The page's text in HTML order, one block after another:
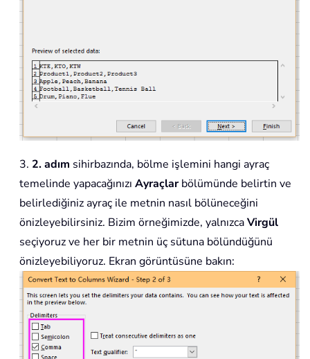
3. 2. adım sihirbazında, bölme işlemini hangi ayraç
temelinde yapacağınızı Ayraçlarbölümünde belirtin ve
belirlediğiniz ayraç ile metnin nasıl bölüneceğini
önizleyebilirsiniz. Bizim örneğimizde, yalnızcaVirgül
seçiyoruz ve her bir metnin üç sütuna bölündüğünü
önizleyebiliyoruz. Ekran görüntüsüne bakın: